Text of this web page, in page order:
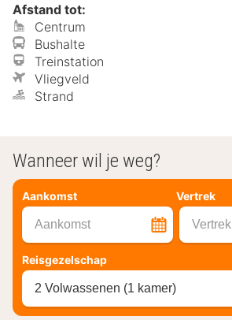
Afstand tot:
Centrum
Bushalte
Treinstation
Vliegveld
Strand
Wanneer wil je weg?
Aankomst Vertrek
Aankomst Vertrek
Reisgezelschap
2 Volwassenen (1 kamer)